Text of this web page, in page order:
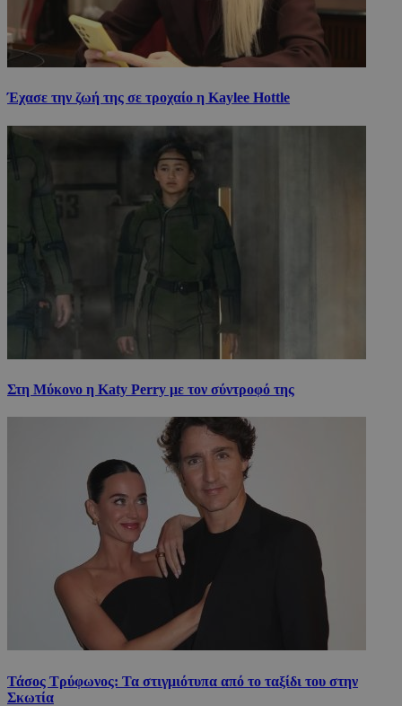
Έχασε την ζωή της σε τροχαίο η Kaylee Hottle
Στη Μύκονο η Katy Perry με τον σύντροφό της
Τάσος Τρύφωνος: Τα στιγμιότυπα από το ταξίδι του στην
Σκωτία